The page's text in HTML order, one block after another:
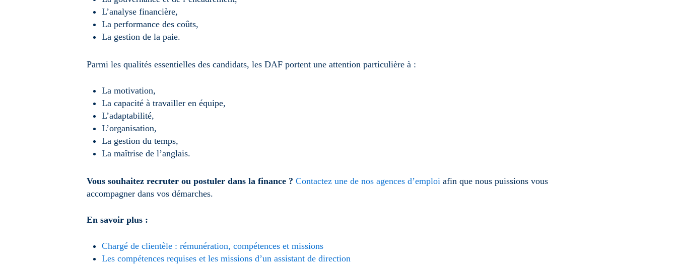
L’analyse financière,
La performance des coûts,
La gestion de la paie.
Parmi les qualités essentielles des candidats, les DAF portent une attention particulière à :
La motivation,
La capacité à travailler en équipe,
L’adaptabilité,
L’organisation,
La gestion du temps,
La maîtrise de l’anglais.
Vous souhaitez recruter ou postuler dans la finance ? Contactez une de nos agences d’emploi afin que nous puissions vous
accompagner dans vos démarches.
En savoir plus :
Chargé de clientèle : rémunération, compétences et missions
Les compétences requises et les missions d’un assistant de direction